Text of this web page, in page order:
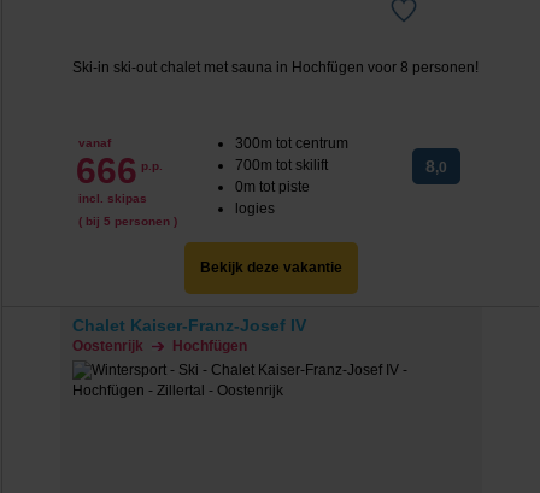
Ski-in ski-out chalet met sauna in Hochfügen voor 8 personen!
vanaf
666 p.p.
incl. skipas
( bij 5 personen )
300m tot centrum
700m tot skilift
0m tot piste
logies
8,0
Bekijk deze vakantie
Chalet Kaiser-Franz-Josef IV
Oostenrijk Hochfügen